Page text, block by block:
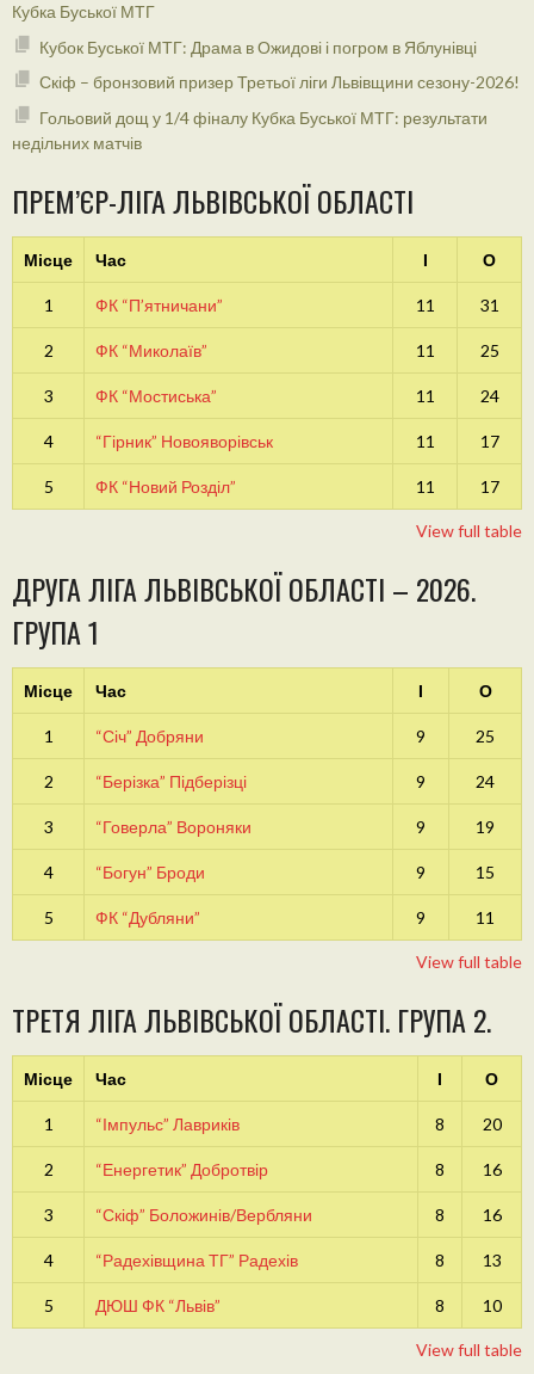
Кубка Буської МТГ
Кубок Буської МТГ: Драма в Ожидові і погром в Яблунівці
Скіф – бронзовий призер Третьої ліги Львівщини сезону-2026!
Гольовий дощ у 1/4 фіналу Кубка Буської МТГ: результати
недільних матчів
ПРЕМ’ЄР-ЛІГА ЛЬВІВСЬКОЇ ОБЛАСТІ
Місце Час І О
1 ФК “П’ятничани” 11 31
2 ФК “Миколаїв” 11 25
3 ФК “Мостиська” 11 24
4 “Гірник” Новояворівськ 11 17
5 ФК “Новий Розділ” 11 17
View full table
ДРУГА ЛІГА ЛЬВІВСЬКОЇ ОБЛАСТІ – 2026.
ГРУПА 1
Місце Час І О
1 “Січ” Добряни 9 25
2 “Берізка” Підберізці 9 24
3 “Говерла” Вороняки 9 19
4 “Богун” Броди 9 15
5 ФК “Дубляни” 9 11
View full table
ТРЕТЯ ЛІГА ЛЬВІВСЬКОЇ ОБЛАСТІ. ГРУПА 2.
Місце Час І О
1 “Імпульс” Лавриків 8 20
2 “Енергетик” Добротвір 8 16
3 “Скіф” Боложинів/Вербляни 8 16
4 “Радехівщина ТГ” Радехів 8 13
5 ДЮШ ФК “Львів” 8 10
View full table